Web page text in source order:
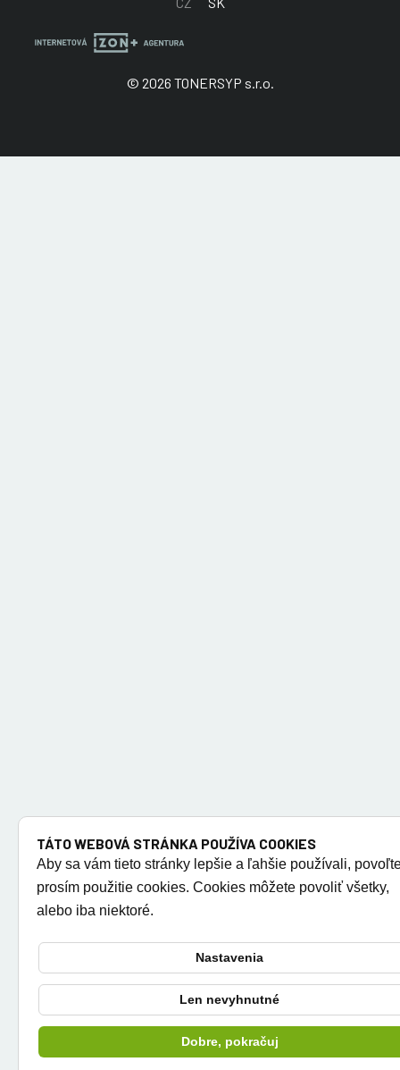
© 2026 TONERSYP s.r.o.
TÁTO WEBOVÁ STRÁNKA POUŽÍVA COOKIES
Aby sa vám tieto stránky lepšie a ľahšie používali,
prosím použitie cookies. Cookies môžete povoliť všetky,
alebo iba niektoré.
Nastavenia
Len nevyhnutné
Dobre, pokračuj